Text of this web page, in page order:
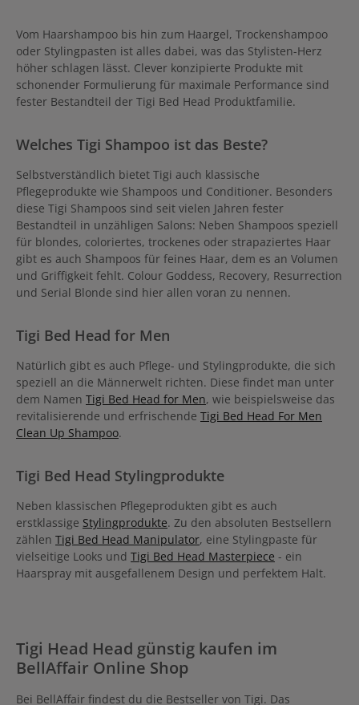
Vom Haarshampoo bis hin zum Haargel, Trockenshampoo
oder Stylingpasten ist alles dabei, was das Stylisten-Herz
höher schlagen lässt. Clever konzipierte Produkte mit
schonender Formulierung für maximale Performance sind
fester Bestandteil der Tigi Bed Head Produktfamilie.
Welches Tigi Shampoo ist das Beste?
Selbstverständlich bietet Tigi auch klassische
Pflegeprodukte wie Shampoos und Conditioner. Besonders
diese Tigi Shampoos sind seit vielen Jahren fester
Bestandteil in unzähligen Salons: Neben Shampoos speziell
für blondes, coloriertes, trockenes oder strapaziertes Haar
gibt es auch Shampoos für feines Haar, dem es an Volumen
und Griffigkeit fehlt. Colour Goddess, Recovery, Resurrection
und Serial Blonde sind hier allen voran zu nennen.
Tigi Bed Head for Men
Natürlich gibt es auch Pflege- und Stylingprodukte, die sich
speziell an die Männerwelt richten. Diese findet man unter
dem Namen Tigi Bed Head for Men, wie beispielsweise das
revitalisierende und erfrischende Tigi Bed Head For Men
Clean Up Shampoo.
Tigi Bed Head Stylingprodukte
Neben klassischen Pflegeprodukten gibt es auch
erstklassige Stylingprodukte. Zu den absoluten Bestsellern
zählen Tigi Bed Head Manipulator, eine Stylingpaste für
vielseitige Looks und Tigi Bed Head Masterpiece - ein
Haarspray mit ausgefallenem Design und perfektem Halt.
Tigi Head Head günstig kaufen im
BellAffair Online Shop
Bei BellAffair findest du die Bestseller von Tigi. Das